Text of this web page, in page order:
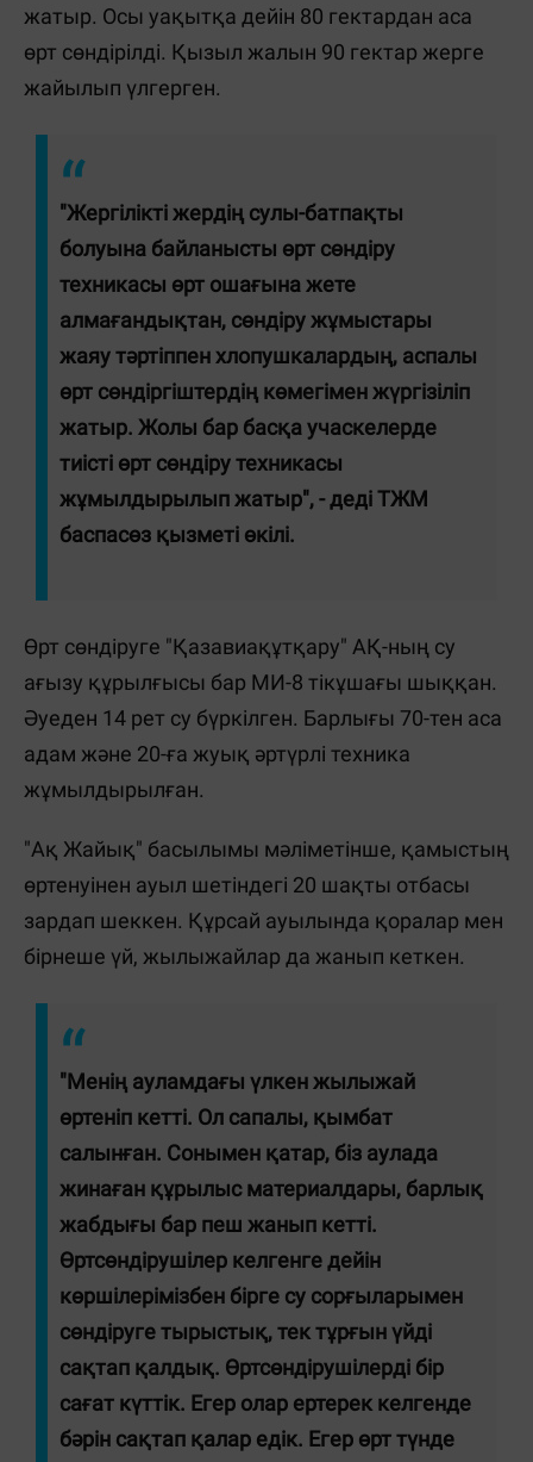
жатыр. Осы уақытқа дейін 80 гектардан аса
өрт сөндірілді. Қызыл жалын 90 гектар жерге
жайылып үлгерген.
"Жергілікті жердің сулы-батпақты
болуына байланысты өрт сөндіру
техникасы өрт ошағына жете
алмағандықтан, сөндіру жұмыстары
жаяу тәртіппен хлопушкалардың, аспалы
өрт сөндіргіштердің көмегімен жүргізіліп
жатыр. Жолы бар басқа учаскелерде
тиісті өрт сөндіру техникасы
жұмылдырылып жатыр", - деді ТЖМ
баспасөз қызметі өкілі.
Өрт сөндіруге "Қазавиақұтқару" АҚ-ның су
ағызу құрылғысы бар МИ-8 тікұшағы шыққан.
Әуеден 14 рет су бүркілген. Барлығы 70-тен аса
адам және 20-ға жуық әртүрлі техника
жұмылдырылған.
"Ақ Жайық" басылымы мәліметінше, қамыстың
өртенуінен ауыл шетіндегі 20 шақты отбасы
зардап шеккен. Құрсай ауылында қоралар мен
бірнеше үй, жылыжайлар да жанып кеткен.
"Менің ауламдағы үлкен жылыжай
өртеніп кетті. Ол сапалы, қымбат
салынған. Сонымен қатар, біз аулада
жинаған құрылыс материалдары, барлық
жабдығы бар пеш жанып кетті.
Өртсөндірушілер келгенге дейін
көршілерімізбен бірге су сорғыларымен
сөндіруге тырыстық, тек тұрғын үйді
сақтап қалдық. Өртсөндірушілерді бір
сағат күттік. Егер олар ертерек келгенде
бәрін сақтап қалар едік. Егер өрт түнде